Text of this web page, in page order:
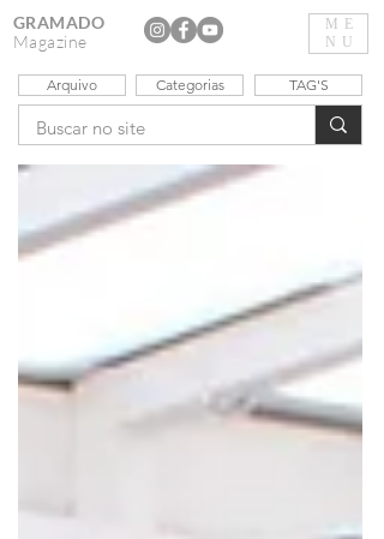
ME
NU
GRAMADO
Magazine
Arquivo Categorias TAG'S